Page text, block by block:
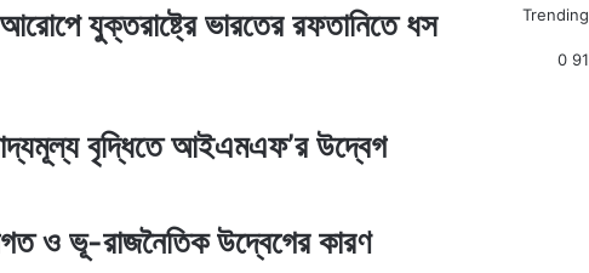
Trending
যুক্তরাষ্ট্রে ভারতের রফতানিতে ধস
0 91
বৃদ্ধিতে আইএমএফ’র উদ্বেগ
ও ভূ-রাজনৈতিক উদ্বেগের কারণ